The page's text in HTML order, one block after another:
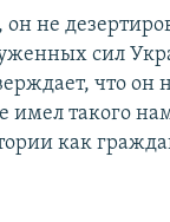
не
сил
что он
имел такого
как